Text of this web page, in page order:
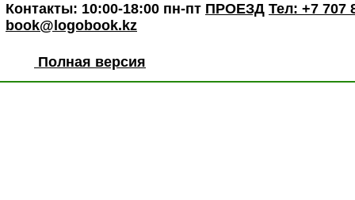
Контакты: 10:00-18:00 пн-пт ПРОЕЗД Тел: +7 707
book@logobook.kz
Полная версия